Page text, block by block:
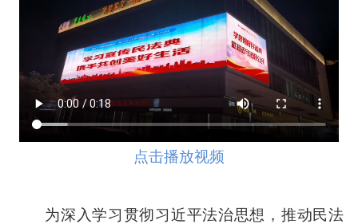
点击播放视频
为深入学习贯彻习近平法治思想，推动民法